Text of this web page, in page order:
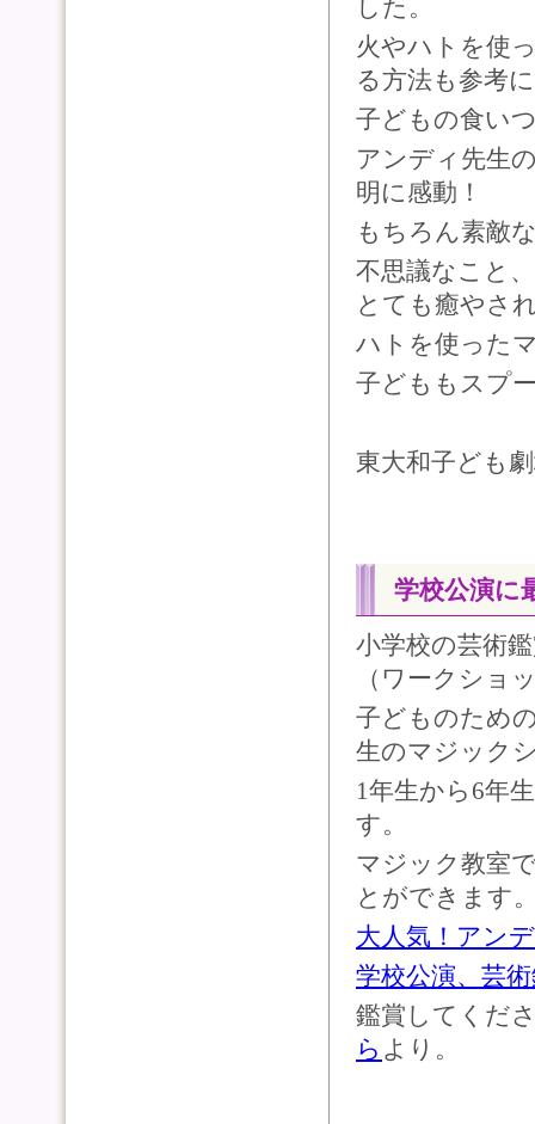
した。
火やハトを使
る方法も参考
子どもの食い
アンディ先生
明に感動！
もちろん素敵
不思議なこと
とても癒やさ
ハトを使った
子どももスプ
東大和子ども
学校公演に
小学校の芸術
（ワークショ
子どものため
生のマジック
1年生から6年
す。
マジック教室
とができます
大人気！アン
学校公演、芸
鑑賞してくだ
ら より。